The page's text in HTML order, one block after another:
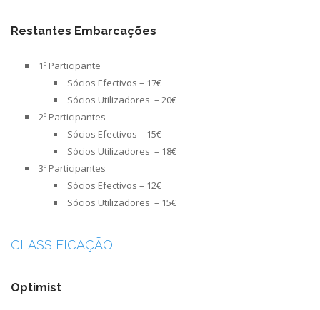
Restantes Embarcações
1º Participante
Sócios Efectivos – 17€
Sócios Utilizadores – 20€
2º Participantes
Sócios Efectivos – 15€
Sócios Utilizadores – 18€
3º Participantes
Sócios Efectivos – 12€
Sócios Utilizadores – 15€
CLASSIFICAÇÃO
Optimist